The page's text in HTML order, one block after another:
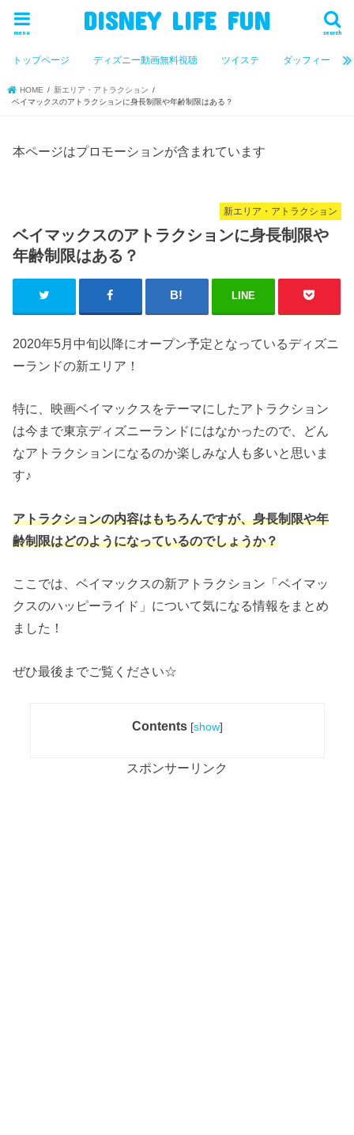
DISNEY LIFE FUN search
menu
トップページ ディズニー動画無料視聴 ツイステ ダッフィー
HOME
新エリア・アトラクション
ベイマックスのアトラクションに身長制限や年齢制限はある？
本ページはプロモーションが含まれています
新エリア・アトラクション
ベイマックスのアトラクションに身長制限や
年齢制限はある？
LINE
2020年5月中旬以降にオープン予定となっているディズニ
ーランドの新エリア！
特に、映画ベイマックスをテーマにしたアトラクション
は今まで東京ディズニーランドにはなかったので、どん
なアトラクションになるのか楽しみな人も多いと思いま
す♪
アトラクションの内容はもちろんですが、身長制限や年
齢制限はどのようになっているのでしょうか？
ここでは、ベイマックスの新アトラクション「ベイマッ
クスのハッピーライド」について気になる情報をまとめ
ました！
ぜひ最後までご覧ください☆
Contents [show]
スポンサーリンク